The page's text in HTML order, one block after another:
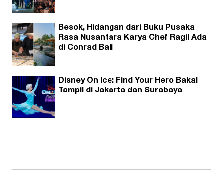
Besok, Hidangan dari Buku Pusaka
Rasa Nusantara Karya Chef Ragil Ada
di Conrad Bali
Disney On Ice: Find Your Hero Bakal
Tampil di Jakarta dan Surabaya